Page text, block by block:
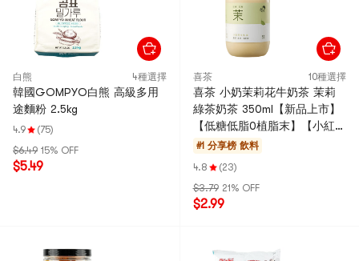
白熊 4種選擇
韓國GOMPYO白熊 高級多用
途麵粉 2.5kg
4.9
(75)
$6.49 15% OFF
$5.49
喜茶 10種選擇
喜茶 小奶茉莉花牛奶茶 茉莉
綠茶奶茶 350ml【新品上市】
【低糖低脂0植脂末】【小紅書
爆火】
#1 分享榜飲料
4.8
(23)
$3.79 21% OFF
$2.99